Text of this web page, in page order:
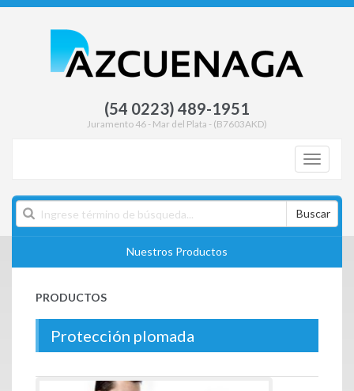
(54 0223) 489-1951
Juramento 46 - Mar del Plata - (B7603AKD)
Toggle
Buscar
Nuestros Productos
PRODUCTOS
Protección plomada